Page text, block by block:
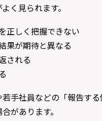
く見られます。
正しく把握できない
果が期待と異なる
される
手社員などの「報告す
があります。